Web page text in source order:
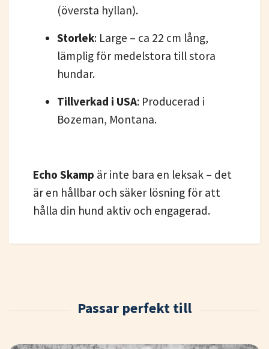
(översta hyllan).
Storlek: Large – ca 22 cm lång,
lämplig för medelstora till stora
hundar.
Tillverkad i USA: Producerad i
Bozeman, Montana.
Echo Skamp är inte bara en leksak – det
är en hållbar och säker lösning för att
hålla din hund aktiv och engagerad.